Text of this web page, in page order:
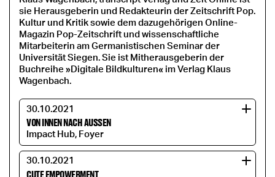
sie Herausgeberin und Redakteurin der Zeitschrift Pop.
Kultur und Kritik sowie dem dazugehörigen Online-
Magazin Pop-Zeitschrift und wissenschaftliche
Mitarbeiterin am Germanistischen Seminar der
Universität Siegen. Sie ist Mitherausgeberin der
Buchreihe »Digitale Bildkulturen« im Verlag Klaus
Wagenbach.
30.10.2021
VON INNEN NACH AUSSEN
Impact Hub, Foyer
30.10.2021
CUTE EMPOWERMENT